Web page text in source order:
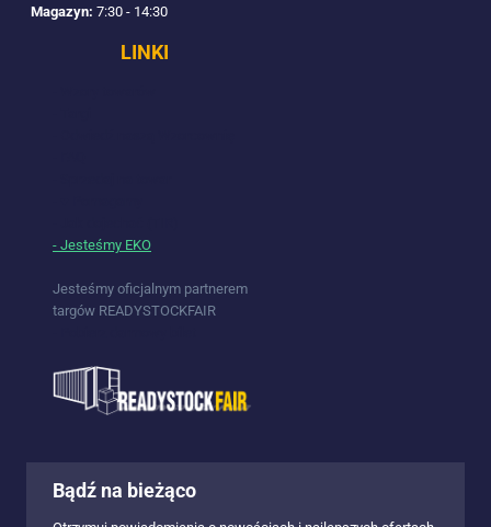
Magazyn: 7:30 - 14:30
LINKI
- Jesteśmy EKO
Jesteśmy oficjalnym partnerem
targów READYSTOCKFAIR
Bądź na bieżąco